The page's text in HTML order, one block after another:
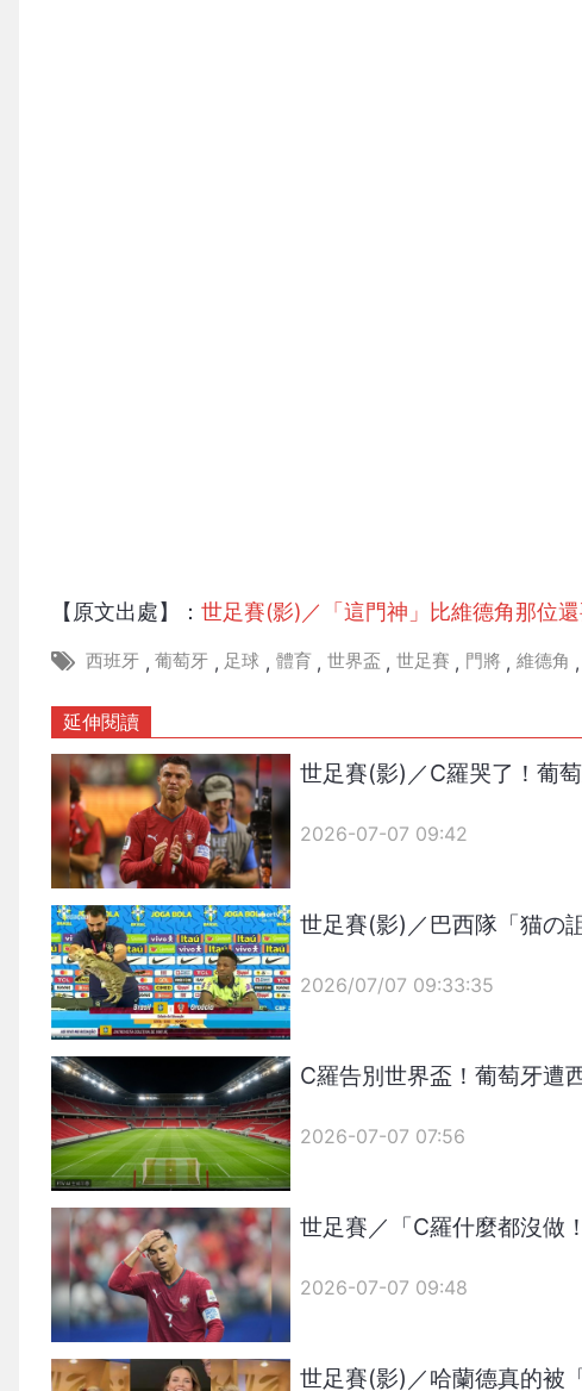
【原文出處】：世足賽(影)／「這門神」比維德角那位
西班牙 , 葡萄牙 , 足球 , 體育 , 世界盃 , 世足賽 , 門將 , 維德角 ,
延伸閱讀
世足賽(影)／C羅哭了！葡
2026-07-07 09:42
{PLAYICON}
世足賽(影)／巴西隊「猫の
2026/07/07 09:33:35
C羅告別世界盃！葡萄牙遭
2026-07-07 07:56
世足賽／「C羅什麼都沒做
2026-07-07 09:48
世足賽(影)／哈蘭德真的被